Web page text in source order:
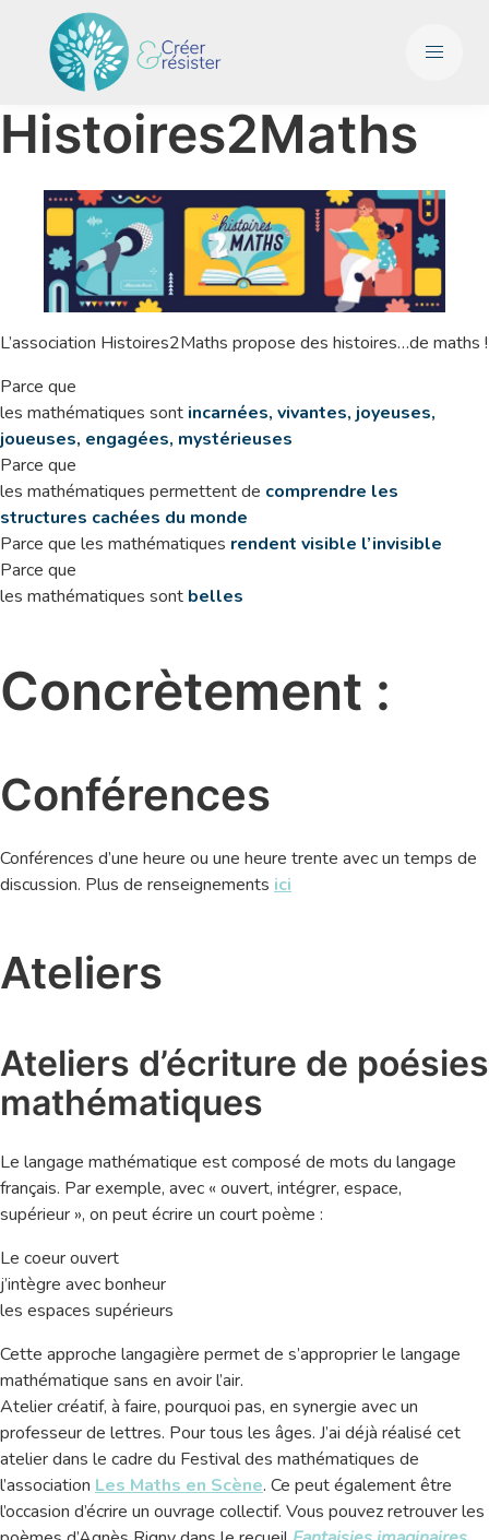
Histoires2Maths
L’association Histoires2Maths propose des histoires…de maths !
Parce que
les mathématiques sont incarnées, vivantes, joyeuses,
joueuses, engagées, mystérieuses
Parce que
les mathématiques permettent de comprendre les
structures cachées du monde
Parce que les mathématiques rendent visible l’invisible
Parce que
les mathématiques sont belles
Concrètement :
Conférences
Conférences d’une heure ou une heure trente avec un temps de
discussion. Plus de renseignements ici
Ateliers
Ateliers d’écriture de poésies
mathématiques
Le langage mathématique est composé de mots du langage
français. Par exemple, avec « ouvert, intégrer, espace,
supérieur », on peut écrire un court poème :
Le coeur ouvert
j’intègre avec bonheur
les espaces supérieurs
Cette approche langagière permet de s’approprier le langage
mathématique sans en avoir l’air.
Atelier créatif, à faire, pourquoi pas, en synergie avec un
professeur de lettres. Pour tous les âges. J’ai déjà réalisé cet
atelier dans le cadre du Festival des mathématiques de
l’association Les Maths en Scène. Ce peut également être
l’occasion d’écrire un ouvrage collectif. Vous pouvez retrouver les